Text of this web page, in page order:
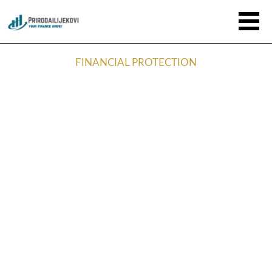
FINANCIAL PROTECTION